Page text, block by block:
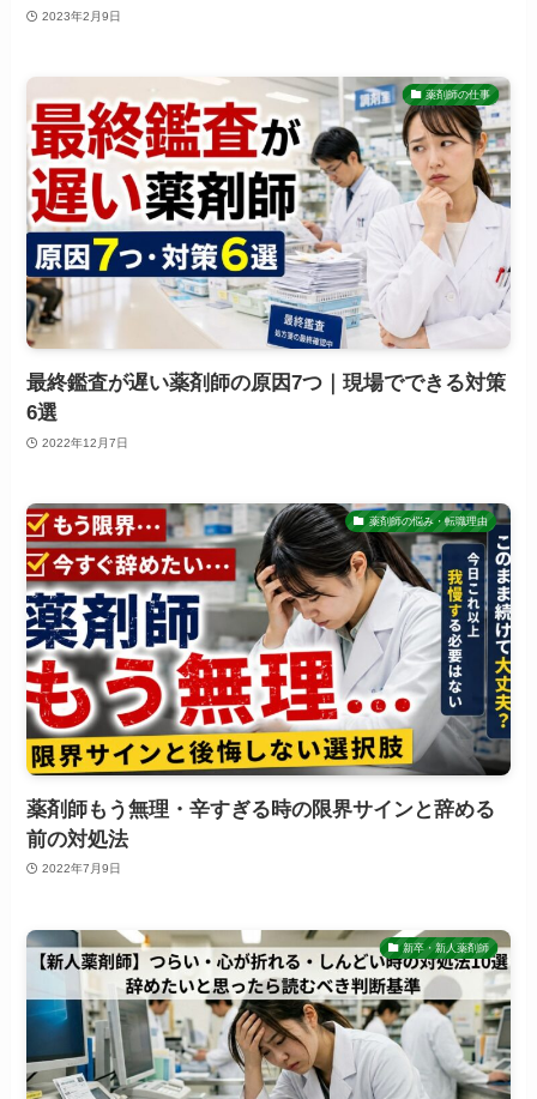
2023年2月9日
薬剤師の仕事
最終鑑査が遅い薬剤師の原因7つ｜現場でできる対策
6選
2022年12月7日
薬剤師の悩み・転職理由
薬剤師もう無理・辛すぎる時の限界サインと辞める
前の対処法
2022年7月9日
新卒・新人薬剤師